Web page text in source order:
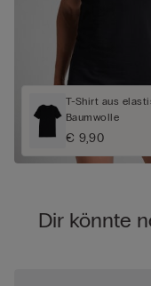
T-Shirt aus
Baumwolle
€ 9,90
Dir könnte